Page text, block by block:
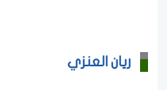
ريان العنزي